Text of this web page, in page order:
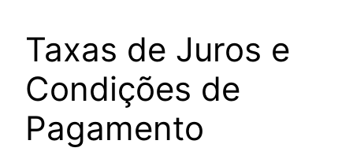
Taxas de Juros e
Condições de
Pagamento